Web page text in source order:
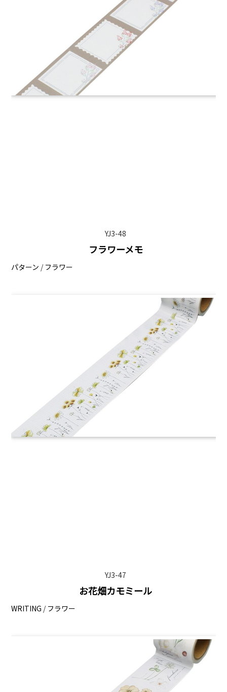
YJ3-48
フラワーメモ
パターン / フラワー
YJ3-47
お花畑カモミール
WRITING / フラワー